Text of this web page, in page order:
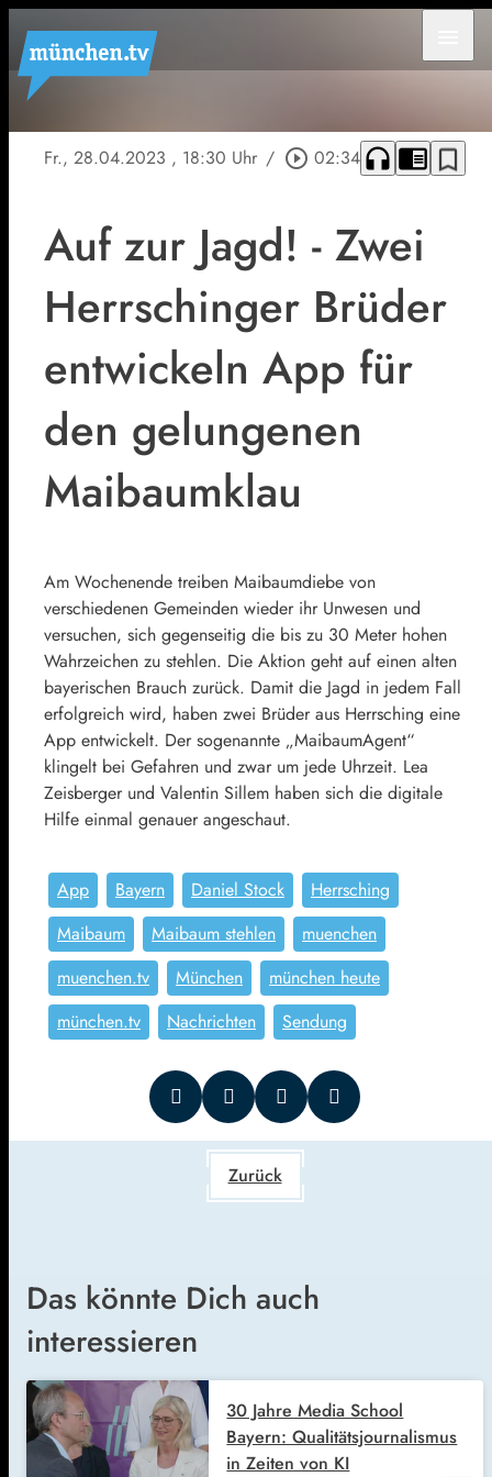
Fr., 28.04.2023 , 18:30 Uhr / play_circle_outline 02:34 headphones chrome_reader_mode bookmark_border
Auf zur Jagd! - Zwei
Herrschinger Brüder
entwickeln App für
den gelungenen
Maibaumklau
Am Wochenende treiben Maibaumdiebe von
verschiedenen Gemeinden wieder ihr Unwesen und
versuchen, sich gegenseitig die bis zu 30 Meter hohen
Wahrzeichen zu stehlen. Die Aktion geht auf einen alten
bayerischen Brauch zurück. Damit die Jagd in jedem Fall
erfolgreich wird, haben zwei Brüder aus Herrsching eine
App entwickelt. Der sogenannte „MaibaumAgent“
klingelt bei Gefahren und zwar um jede Uhrzeit. Lea
Zeisberger und Valentin Sillem haben sich die digitale
Hilfe einmal genauer angeschaut.
App Bayern Daniel Stock
Herrsching
Maibaum
Maibaum stehlen
muenchen
muenchen.tv
München
münchen heute
münchen.tv
Nachrichten Sendung
Zurück
Das könnte Dich auch
interessieren
30 Jahre Media School
Bayern: Qualitätsjournalismus
in Zeiten von KI